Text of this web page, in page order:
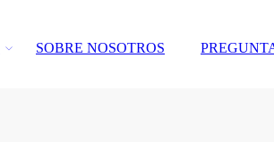
SOBRE NOSOTROS